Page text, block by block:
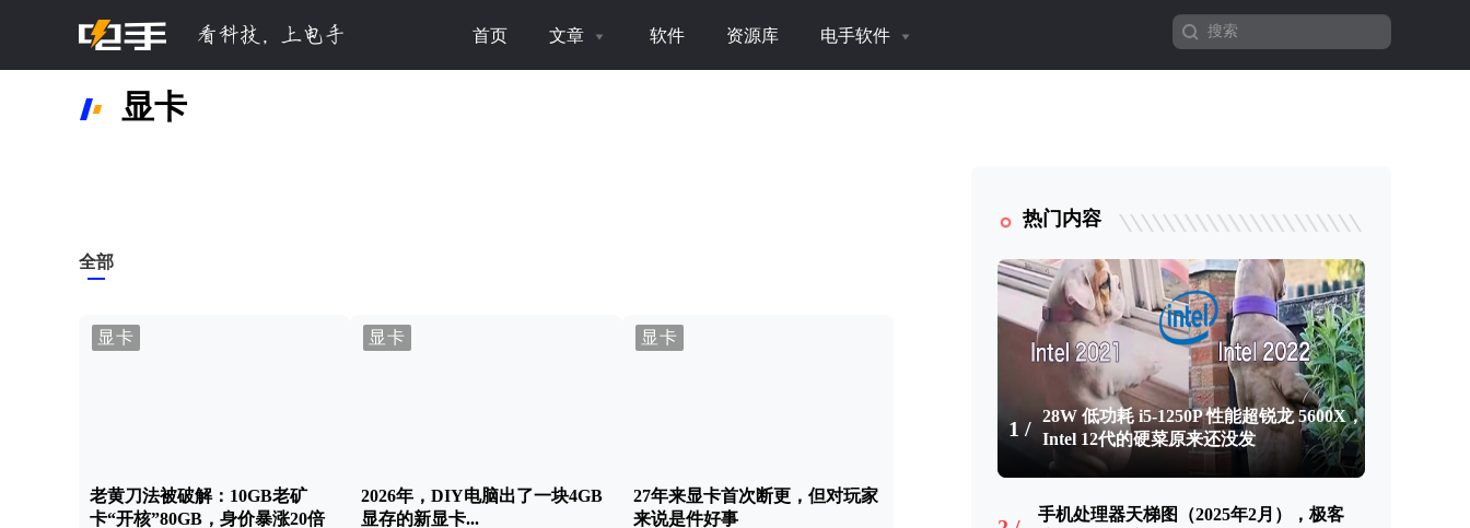
首页 文章 软件 资源库 电手软件
显卡
全部
显卡
老黄刀法被破解：10GB老矿
卡“开核”80GB，身价暴涨20倍
显卡
2026年，DIY电脑出了一块4GB
显存的新显卡...
显卡
27年来显卡首次断更，但对玩家
来说是件好事
热门内容
1 /
28W 低功耗 i5-1250P 性能超锐龙 5600X，
Intel 12代的硬菜原来还没发
手机处理器天梯图（2025年2月），极客